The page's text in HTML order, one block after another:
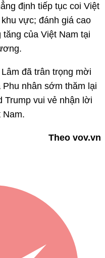
định tiếp tục coi Việt
vực; đánh giá cao
của Việt Nam tại
đã trân trọng mời
nhân sớm thăm lại
Trump vui vẻ nhận lời
Nam.
Theo vov.vn